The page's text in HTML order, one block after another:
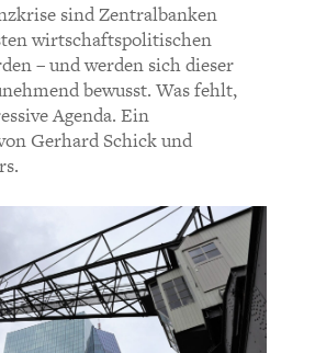
ÜBER UNS
ABO/LOGIN
CHARTBOOK
sind Zentralbanken
wirtschaftspolitischen
– und werden sich dieser
bewusst. Was fehlt,
Agenda. Ein
Gerhard Schick und
(VIA EMAIL)